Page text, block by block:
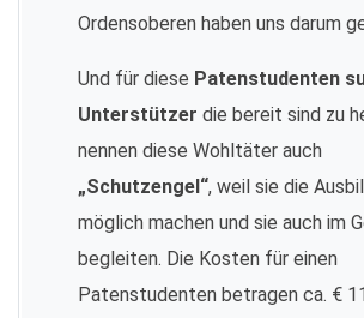
Ordensoberen haben uns darum
Und für diese Patenstudenten
Unterstützer die bereit sind zu
nennen diese Wohltäter auch
„Schutzengel“, weil sie die
möglich machen und sie auch im
begleiten. Die Kosten für einen
Patenstudenten betragen ca. €